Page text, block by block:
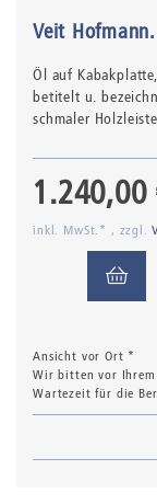
Veit Hofmann.
Öl auf Kabakplatte,
betitelt u.
schmaler
1.240,00
inkl. MwSt.* , zzgl.
Ansicht vor Ort *
Wir bitten vor Ihrem
Wartezeit für die